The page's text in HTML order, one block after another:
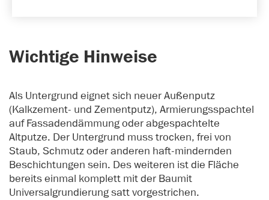
Wichtige Hinweise
Als Untergrund eignet sich neuer Außenputz
(Kalkzement- und Zementputz), Armierungsspachtel
auf Fassadendämmung oder abgespachtelte
Altputze. Der Untergrund muss trocken, frei von
Staub, Schmutz oder anderen haft-mindernden
Beschichtungen sein. Des weiteren ist die Fläche
bereits einmal komplett mit der Baumit
Universalgrundierung satt vorgestrichen.